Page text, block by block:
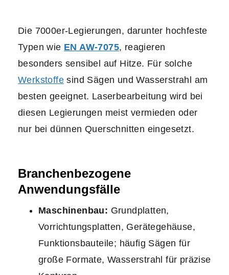
Die 7000er‑Legierungen, darunter hochfeste
Typen wie EN AW‑7075, reagieren
besonders sensibel auf Hitze. Für solche
Werkstoffe sind Sägen und Wasserstrahl am
besten geeignet. Laserbearbeitung wird bei
diesen Legierungen meist vermieden oder
nur bei dünnen Querschnitten eingesetzt.
Branchenbezogene
Anwendungsfälle
Maschinenbau: Grundplatten,
Vorrichtungsplatten, Gerätegehäuse,
Funktionsbauteile; häufig Sägen für
große Formate, Wasserstrahl für präzise